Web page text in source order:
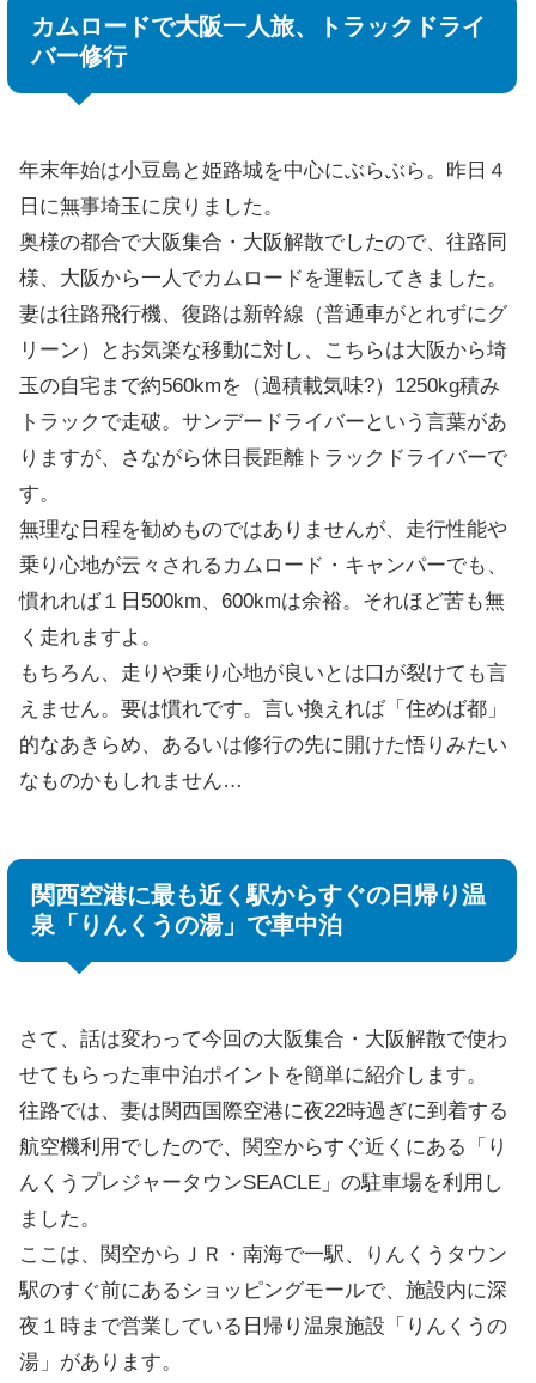
カムロードで大阪一人旅、トラックドライ
バー修行
年末年始は小豆島と姫路城を中心にぶらぶら。昨日４
日に無事埼玉に戻りました。
奥様の都合で大阪集合・大阪解散でしたので、往路同
様、大阪から一人でカムロードを運転してきました。
妻は往路飛行機、復路は新幹線（普通車がとれずにグ
リーン）とお気楽な移動に対し、こちらは大阪から埼
玉の自宅まで約560kmを（過積載気味?）1250kg積み
トラックで走破。サンデードライバーという言葉があ
りますが、さながら休日長距離トラックドライバーで
す。
無理な日程を勧めものではありませんが、走行性能や
乗り心地が云々されるカムロード・キャンパーでも、
慣れれば１日500km、600kmは余裕。それほど苦も無
く走れますよ。
もちろん、走りや乗り心地が良いとは口が裂けても言
えません。要は慣れです。言い換えれば「住めば都」
的なあきらめ、あるいは修行の先に開けた悟りみたい
なものかもしれません…
関西空港に最も近く駅からすぐの日帰り温
泉「りんくうの湯」で車中泊
さて、話は変わって今回の大阪集合・大阪解散で使わ
せてもらった車中泊ポイントを簡単に紹介します。
往路では、妻は関西国際空港に夜22時過ぎに到着する
航空機利用でしたので、関空からすぐ近くにある「り
んくうプレジャータウンSEACLE」の駐車場を利用し
ました。
ここは、関空からＪＲ・南海で一駅、りんくうタウン
駅のすぐ前にあるショッピングモールで、施設内に深
夜１時まで営業している日帰り温泉施設「りんくうの
湯」があります。